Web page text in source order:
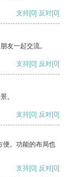
支持[0] 反对[0]
友一起交流。
支持[0] 反对[0]
。
支持[0] 反对[0]
便。功能的布局也
支持[0] 反对[0]